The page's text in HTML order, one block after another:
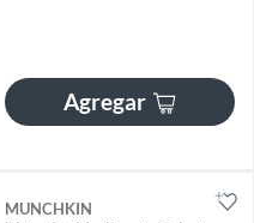
Agregar
MUNCHKIN